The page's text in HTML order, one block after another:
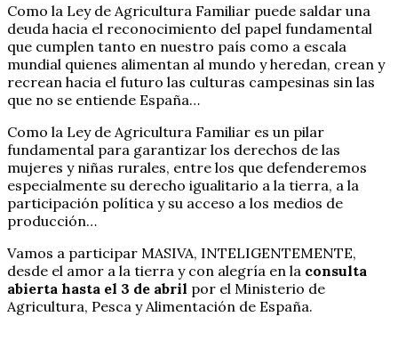
Como la Ley de Agricultura Familiar puede saldar una
deuda hacia el reconocimiento del papel fundamental
que cumplen tanto en nuestro país como a escala
mundial quienes alimentan al mundo y heredan, crean y
recrean hacia el futuro las culturas campesinas sin las
que no se entiende España…
Como la Ley de Agricultura Familiar es un pilar
fundamental para garantizar los derechos de las
mujeres y niñas rurales, entre los que defenderemos
especialmente su derecho igualitario a la tierra, a la
participación política y su acceso a los medios de
producción…
Vamos a participar MASIVA, INTELIGENTEMENTE,
desde el amor a la tierra y con alegría en la consulta
abierta hasta el 3 de abril por el Ministerio de
Agricultura, Pesca y Alimentación de España.